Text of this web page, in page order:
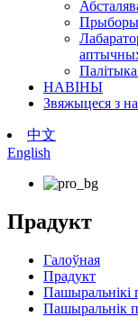
Прыборы
НАВІНЫ
Звяжыцеся з
中文
English
Прадукт
Галоўная
Прадукт
Пашыральнікі
Пашыральнік